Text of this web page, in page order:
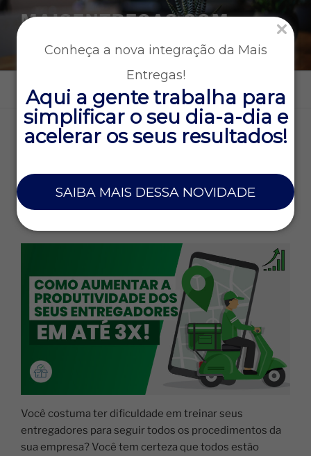
Conheça a nova integração da Mais
Entregas!
Aqui a gente trabalha para
simplificar o seu dia-a-dia e
acelerar os seus resultados!
SAIBA MAIS DESSA NOVIDADE
MAISENTREGAS.COM
rápidas
Menu
TAG:EMPRESA
4 DE NOVEMBRO DE 2022
Como aumentar a produtividade dos seus
entregadores em até 3x
Você costuma ter dificuldade em treinar seus
entregadores para seguir todos os procedimentos da
sua empresa? Você tem certeza que todos estão